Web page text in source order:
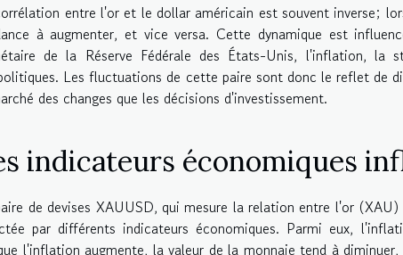
entre l'or et le dollar américain est souvent inverse;
à augmenter, et vice versa. Cette dynamique est
de la Réserve Fédérale des États-Unis, l'inflation, la
Les fluctuations de cette paire sont donc le reflet de
des changes que les décisions d'investissement.
indicateurs économiques
de devises XAUUSD, qui mesure la relation entre l'or
par différents indicateurs économiques. Parmi eux,
l'inflation augmente, la valeur de la monnaie tend à